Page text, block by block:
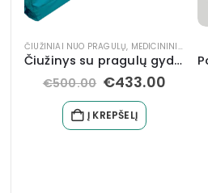
ČIUŽINIAI NUO PRAGULŲ, MEDICININIAI ČIUŽINIAI
Čiužinys su pragulų gydymui Decu®plus iki 200 kg
€500.00 €433.00
Į KREPŠELĮ